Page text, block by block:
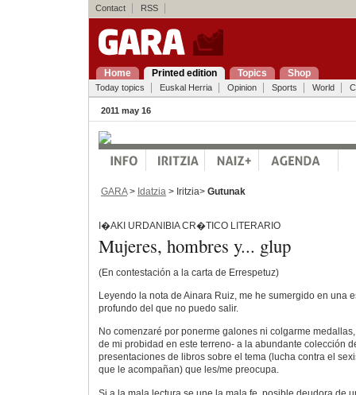
Contact RSS
Home Printed edition Topics Shop
Today topics Euskal Herria Opinion Sports World
2011 may 16
GARA> Idatzia > Iritzia> Gutunak
I�AKI URDANIBIA CR�TICO LITERARIO
Mujeres, hombres y... glup
(En contestación a la carta de Errespetuz)
Leyendo la nota de Ainara Ruiz, me he sumergido en una
profundo del que no puedo salir.
No comenzaré por ponerme galones ni colgarme
de mi probidad en este terreno- a la abundante colección
presentaciones de libros sobre el tema (lucha contra el
que le acompañan) que les/me preocupa.